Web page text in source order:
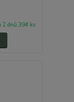
2 dnů 394 ks